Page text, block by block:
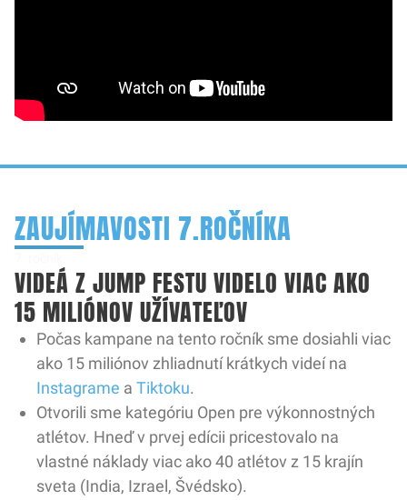
ZAUJÍMAVOSTI 7.ROČNÍKA
VIDEÁ Z JUMP FESTU VIDELO VIAC AKO
15 MILIÓNOV UŽÍVATEĽOV
Počas kampane na tento ročník sme dosiahli viac
ako 15 miliónov zhliadnutí krátkych videí na
Instagrame a Tiktoku.
Otvorili sme kategóriu Open pre výkonnostných
atlétov. Hneď v prvej edícii pricestovalo na
vlastné náklady viac ako 40 atlétov z 15 krajín
sveta (India, Izrael, Švédsko).